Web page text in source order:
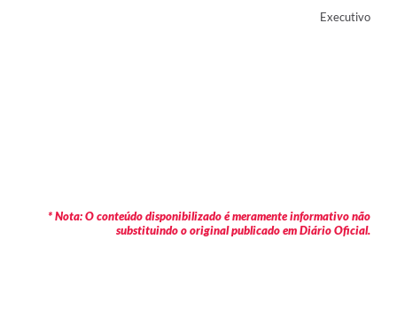
Executivo
* Nota: O conteúdo disponibilizado é meramente informativo não
substituindo o original publicado em Diário Oficial.